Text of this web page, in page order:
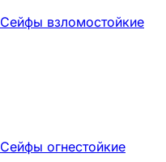
Сейфы взломостойкие
Сейфы огнестойкие